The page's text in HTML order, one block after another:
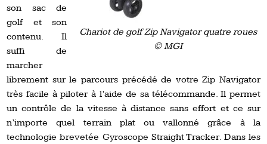
Chariot de golf Zip Navigator quatre roues
© MGI
son sac de
golf et son
contenu. Il
suffi de
marcher
librement sur le parcours précédé de votre Zip Navigator
très facile à piloter à l’aide de sa télécommande. Il permet
un contrôle de la vitesse à distance sans effort et ce sur
n’importe quel terrain plat ou vallonné grâce à la
technologie brevetée Gyroscope Straight Tracker. Dans les